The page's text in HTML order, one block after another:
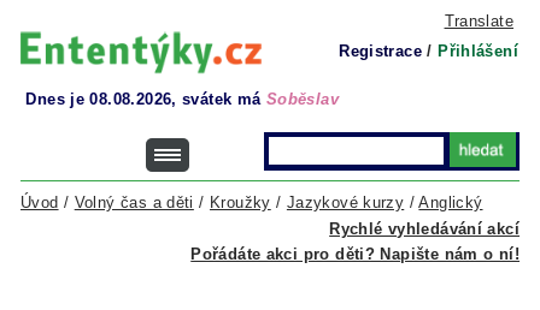
Translate
Registrace / Přihlášení
Dnes je 08.08.2026, svátek má Soběslav
Rychlé vyhledávání akcí
Úvod / Volný čas a děti / Kroužky / Jazykové kurzy /Anglický
Pořádáte akci pro děti? Napište nám o ní!